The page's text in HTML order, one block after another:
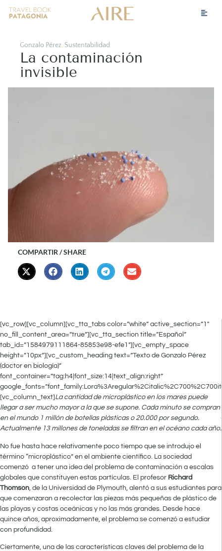
Gonzalo Pérez, Sustentabilidad
La contaminación
invisible
COMPARTIR / SHARE
[vc_row][vc_column][vc_tta_tabs color=”white” active_section=”1″
no_fill_content_area=”true”][vc_tta_section title=”Español”
tab_id=”1584979111864-85853e98-efe1″][vc_empty_space
height=”10px”][vc_custom_heading text=”Texto de Gonzalo Pérez
(doctor en biología)”
font_container=”tag:h4|font_size:14|text_align:right”
[vc_column_text] La cantidad de microplástico en los mares puede
llegar a ser mucho mayor a la que se supone. Cada minuto se compran
en el mundo 1 millón de botellas plásticas o 20.000 por segundo.
Actualmente 13 millones de toneladas se filtran en el océano cada año.
No fue hasta hace relativamente poco tiempo que se introdujo el
término “microplástico” en el ambiente científico. La sociedad
comenzó a tener una idea del problema de contaminación a escalas
globales que constituyen estas partículas. El profesor Richard
Thomson , de la Universidad de Plymouth, alentó a sus estudiantes para
que comenzaran a recolectar las piezas más pequeñas de plástico de
las playas y costas oceánicas y no las más grandes. Desde hace
quince años, aproximadamente, el problema se comenzó a estudiar
con profundidad.
Ciertamente, una de las características claves del problema de la